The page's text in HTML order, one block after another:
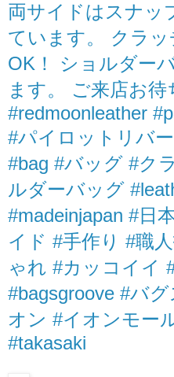
両サイドはスナッ
ています。 クラ
OK！ ショルダー
ます。 ご来店お待
#redmoonleather
#パイロットリバ
#bag #バッグ #ク
ルダーバッグ
#madeinjapan #
イド #手作り #職
ゃれ #カッコイイ
#bagsgroove #バ
オン #イオンモー
#takasaki